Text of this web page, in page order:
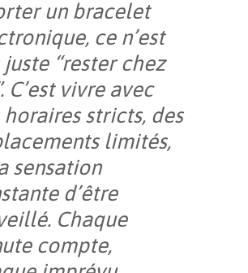
un bracelet
ce n’est
juste “rester chez
C’est vivre avec
horaires stricts, des
limités,
sensation
d’être
Chaque
compte,